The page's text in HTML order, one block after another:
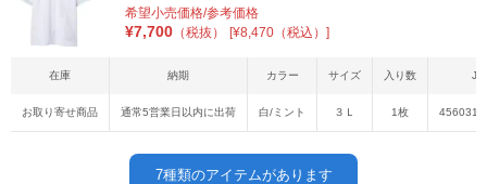
希望小売価格/参考価格
¥7,700 （税抜） [¥8,470（税込）]
在庫 納期 カラー サイズ 入り数
お取り寄せ商品 通常5営業日以内に出荷 白/ミント ３Ｌ 1枚
7種類のアイテムがあります